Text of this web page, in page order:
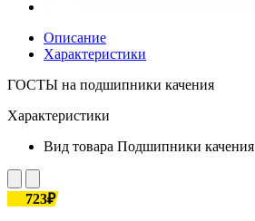
Описание
Характеристики
ГОСТЫ на подшипники качения
Характеристики
Вид товара Подшипники качения
723₽